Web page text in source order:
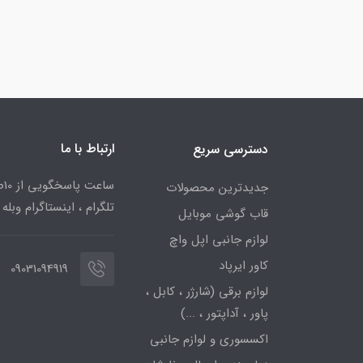
دسترسی سریع
جدیدترین محصولات
قاب گوشی موبایل
لوازم جانبی اپل واچ
کاور ایرپاد
لوازم برقی (شارژر ، کابل ،
پاور ، آداپتور ، ...)
اکسسوری و لوازم جانبی
ارتباط با ما
تلگرام ، اینستاگرام وبله
09031094919